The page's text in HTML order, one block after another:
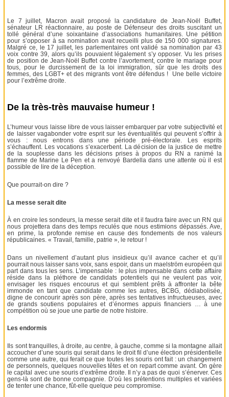
Le 7 juillet, Macron avait proposé la candidature de Jean-Noël Buffet,
sénateur LR réactionnaire, au poste de Défenseur des droits suscitant un
tollé général d’une soixantaine d’associations humanitaires. Une pétition
pour s’opposer à sa nomination avait recueilli plus de 150 000 signatures.
Malgré ce, le 17 juillet, les parlementaires ont validé sa nomination par 43
voix contre 39, alors qu’ils pouvaient légalement s’y opposer. Vu les prises
de position de Jean-Noël Buffet contre l’avortement, contre le mariage pour
tous, pour le durcissement de la loi immigration, sûr que les droits des
femmes, des LGBT+ et des migrants vont être défendus ! Une belle victoire
pour l’extrême droite.
De la très-très mauvaise humeur !
L’humeur vous laisse libre de vous laisser embarquer par votre subjectivité et
de laisser vagabonder votre esprit sur les éventualités qui peuvent s’offrir à
vous : nous entrons dans une période pré-électorale. Les esprits
s’échauffent. Les vocations s’exacerbent. La décision de la justice de mettre
de la souplesse dans les décisions prises à propos du RN a ranimé la
flamme de Marine Le Pen et a renvoyé Bardella dans une attente où il est
possible de lire de la déception.
Que pourrait-on dire ?
La messe serait dite
À en croire les sondeurs, la messe serait dite et il faudra faire avec un RN qui
nous projettera dans des temps reculés que nous estimions dépassés. Ave,
en prime, la profonde remise en cause des fondements de nos valeurs
républicaines. « Travail, famille, patrie », le retour !
Dans un nivellement d’autant plus insidieux qu’il avance cacher et qu’il
pourrait nous laisser sans voix, sans espoir, dans un maelström européen qui
part dans tous les sens. L’impensable : le plus impensable dans cette affaire
réside dans la pléthore de candidats potentiels qui ne veulent pas voir,
envisager les risques encourus et qui semblent prêts à affronter la bête
immonde en tant que candidate comme les autres, BCBG, dédiabolisée,
digne de concourir après son père, après ses tentatives infructueuses, avec
de grands soutiens populaires et d’énormes appuis financiers … à une
compétition où se joue une partie de notre histoire.
Les endormis
Ils sont tranquilles, à droite, au centre, à gauche, comme si la montagne allait
accoucher d’une souris qui serait dans le droit fil d’une élection présidentielle
comme une autre, qui ferait ce que toutes les souris ont fait : un changement
de personnels, quelques nouvelles têtes et on repart comme avant. On gère
le capital avec une souris d’extrême droite. Il n’y a pas de quoi s’énerver. Ces
gens-là sont de bonne compagnie. D’où les prétentions multiples et variées
de tenter une chance, fût-elle quelque peu compromise.